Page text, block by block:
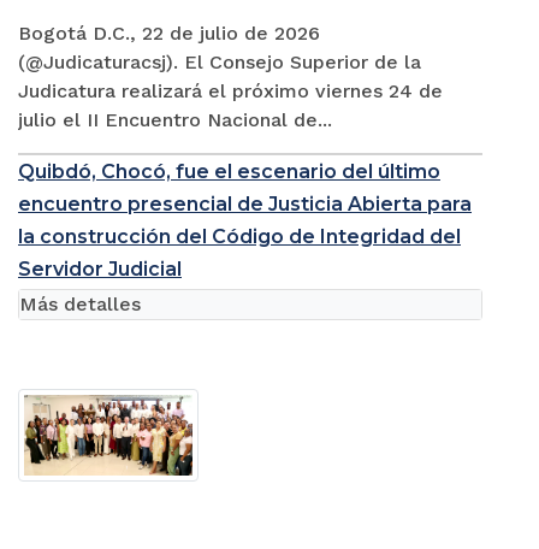
Bogotá D.C., 22 de julio de 2026
(@Judicaturacsj). El Consejo Superior de la
Judicatura realizará el próximo viernes 24 de
julio el II Encuentro Nacional de...
Quibdó, Chocó, fue el escenario del último
encuentro presencial de Justicia Abierta para
la construcción del Código de Integridad del
Servidor Judicial
Más detalles